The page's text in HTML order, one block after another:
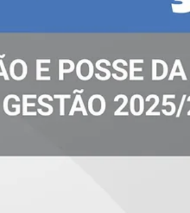
A Fundação Hospitalar do Estado de
do Modelo Hospitalista em sete hospitais
da sua rede. A iniciativa tem como
objetivo principal qualificar o cuidado,
aumentar a segurança do paciente e
coordenada dentro do ambiente